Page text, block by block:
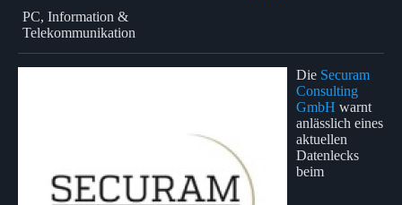
PC, Information &
Telekommunikation
Die Securam
Consulting
GmbH warnt
anlässlich eines
aktuellen
Datenlecks
beim